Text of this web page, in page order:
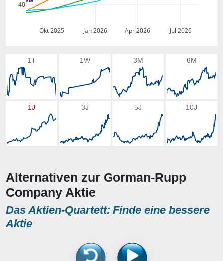
Okt 2025 Jan 2026 Apr 2026 Jul 2026
40
1T 1W 3M 6M
1J 3J 5J 10J
Alternativen zur Gorman-Rupp
Company Aktie
Das Aktien-Quartett: Finde eine bessere
Aktie